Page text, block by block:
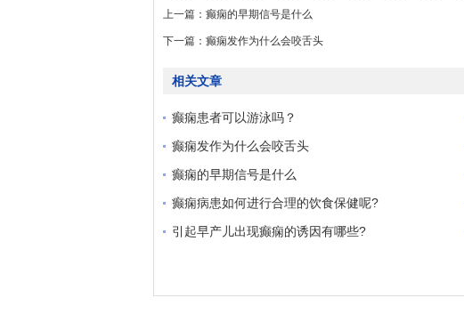
上一篇： 癫痫的早期信号是什么
下一篇： 癫痫发作为什么会咬舌头
相关文章
癫痫患者可以游泳吗？
癫痫发作为什么会咬舌头
癫痫的早期信号是什么
癫痫病患如何进行合理的饮食保健呢?
引起早产儿出现癫痫的诱因有哪些?